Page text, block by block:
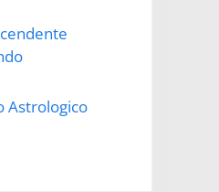
Astrologico